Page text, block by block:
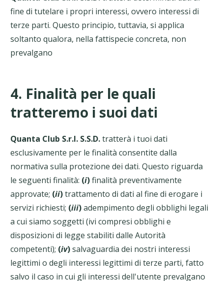
fine di tutelare i propri interessi, ovvero interessi di
terze parti. Questo principio, tuttavia, si applica
soltanto qualora, nella fattispecie concreta, non
prevalgano
4. Finalità per le quali
tratteremo i suoi dati
Quanta Club S.r.l. S.S.D.tratterà i tuoi dati
esclusivamente per le finalità consentite dalla
normativa sulla protezione dei dati. Questo riguarda
le seguenti finalità: (i)finalità preventivamente
approvate; (ii)trattamento di dati al fine di erogare i
servizi richiesti; (iii)adempimento degli obblighi legali
a cui siamo soggetti (ivi compresi obblighi e
disposizioni di legge stabiliti dalle Autorità
competenti); (iv)salvaguardia dei nostri interessi
legittimi o degli interessi legittimi di terze parti, fatto
salvo il caso in cui gli interessi dell'utente prevalgano